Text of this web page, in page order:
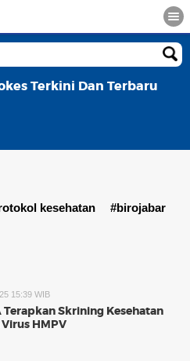
Terkini Dan Terbaru
kesehatan
#birojabar
15:39 WIB
Terapkan Skrining Kesehatan
HMPV